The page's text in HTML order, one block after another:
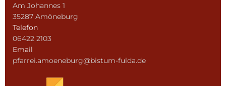
Am Johannes 1
35287 Amöneburg
Telefon
06422 2103
Email
pfarrei.amoeneburg@bistum-fulda.de